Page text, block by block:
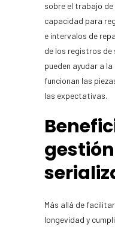
sobre el trabajo
capacidad para
e intervalos de
de los registros de
pueden ayudar a
funcionan las
las expectativas.
Más allá de
longevidad y